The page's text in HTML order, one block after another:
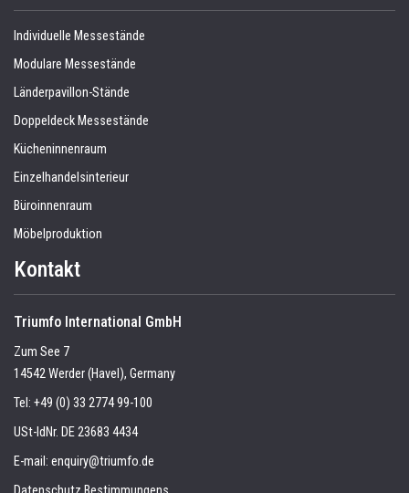
Individuelle Messestände
Modulare Messestände
Länderpavillon-Stände
Doppeldeck Messestände
Kücheninnenraum
Einzelhandelsinterieur
Büroinnenraum
Möbelproduktion
Kontakt
Triumfo International GmbH
Zum See 7
14542 Werder (Havel), Germany
Tel: +49 (0) 33 2774 99-100
USt-IdNr. DE 23683 4434
E-mail: enquiry@triumfo.de